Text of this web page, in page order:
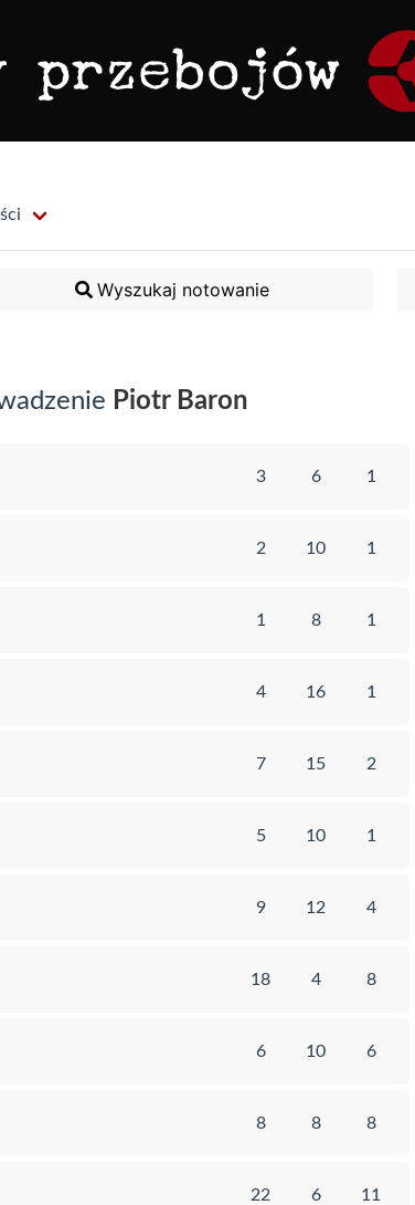
Wyszukaj notowanie
Piotr Baron
3 6 1
2 10 1
1 8 1
4 16 1
7 15 2
5 10 1
9 12 4
18 4 8
6 10 6
8 8 8
22 6 11